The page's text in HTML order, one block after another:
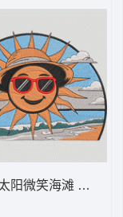
行地
阳微笑海滩 夏季遮